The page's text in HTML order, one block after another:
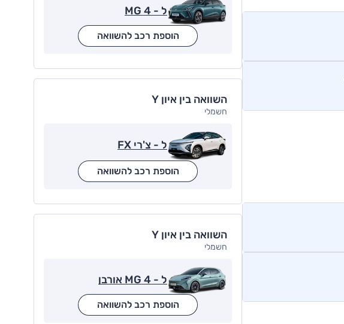
ל - MG 4
הוספת רכב להשוואה
השוואה בין איון Y
חשמלי
ל - צ'רי FX
הוספת רכב להשוואה
השוואה בין איון Y
חשמלי
ל - MG 4 אורבן
הוספת רכב להשוואה